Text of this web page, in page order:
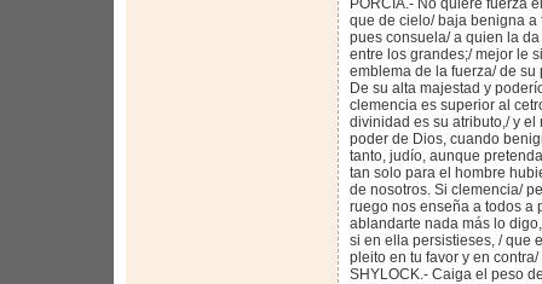
PORCIA.- No quiere fuerza
que de cielo/ baja benigna a
pues consuela/ a quien la
entre los grandes;/ mejor le
emblema de la fuerza/ de
De su alta majestad y
clemencia es superior al
divinidad es su atributo,/ y
poder de Dios, cuando
tanto, judío, aunque
tan solo para el hombre
de nosotros. Si clemencia/
ruego nos enseña a todos a
ablandarte nada más lo
si en ella persistieses, / que
pleito en tu favor y en
SHYLOCK.- Caiga el peso